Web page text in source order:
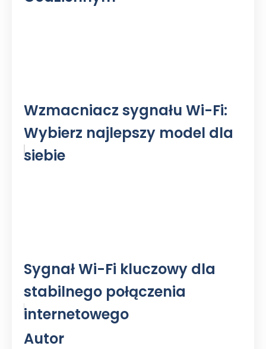
Wzmacniacz sygnału Wi-Fi:
Wybierz najlepszy model dla
siebie
Sygnał Wi-Fi kluczowy dla
stabilnego połączenia
internetowego
Autor